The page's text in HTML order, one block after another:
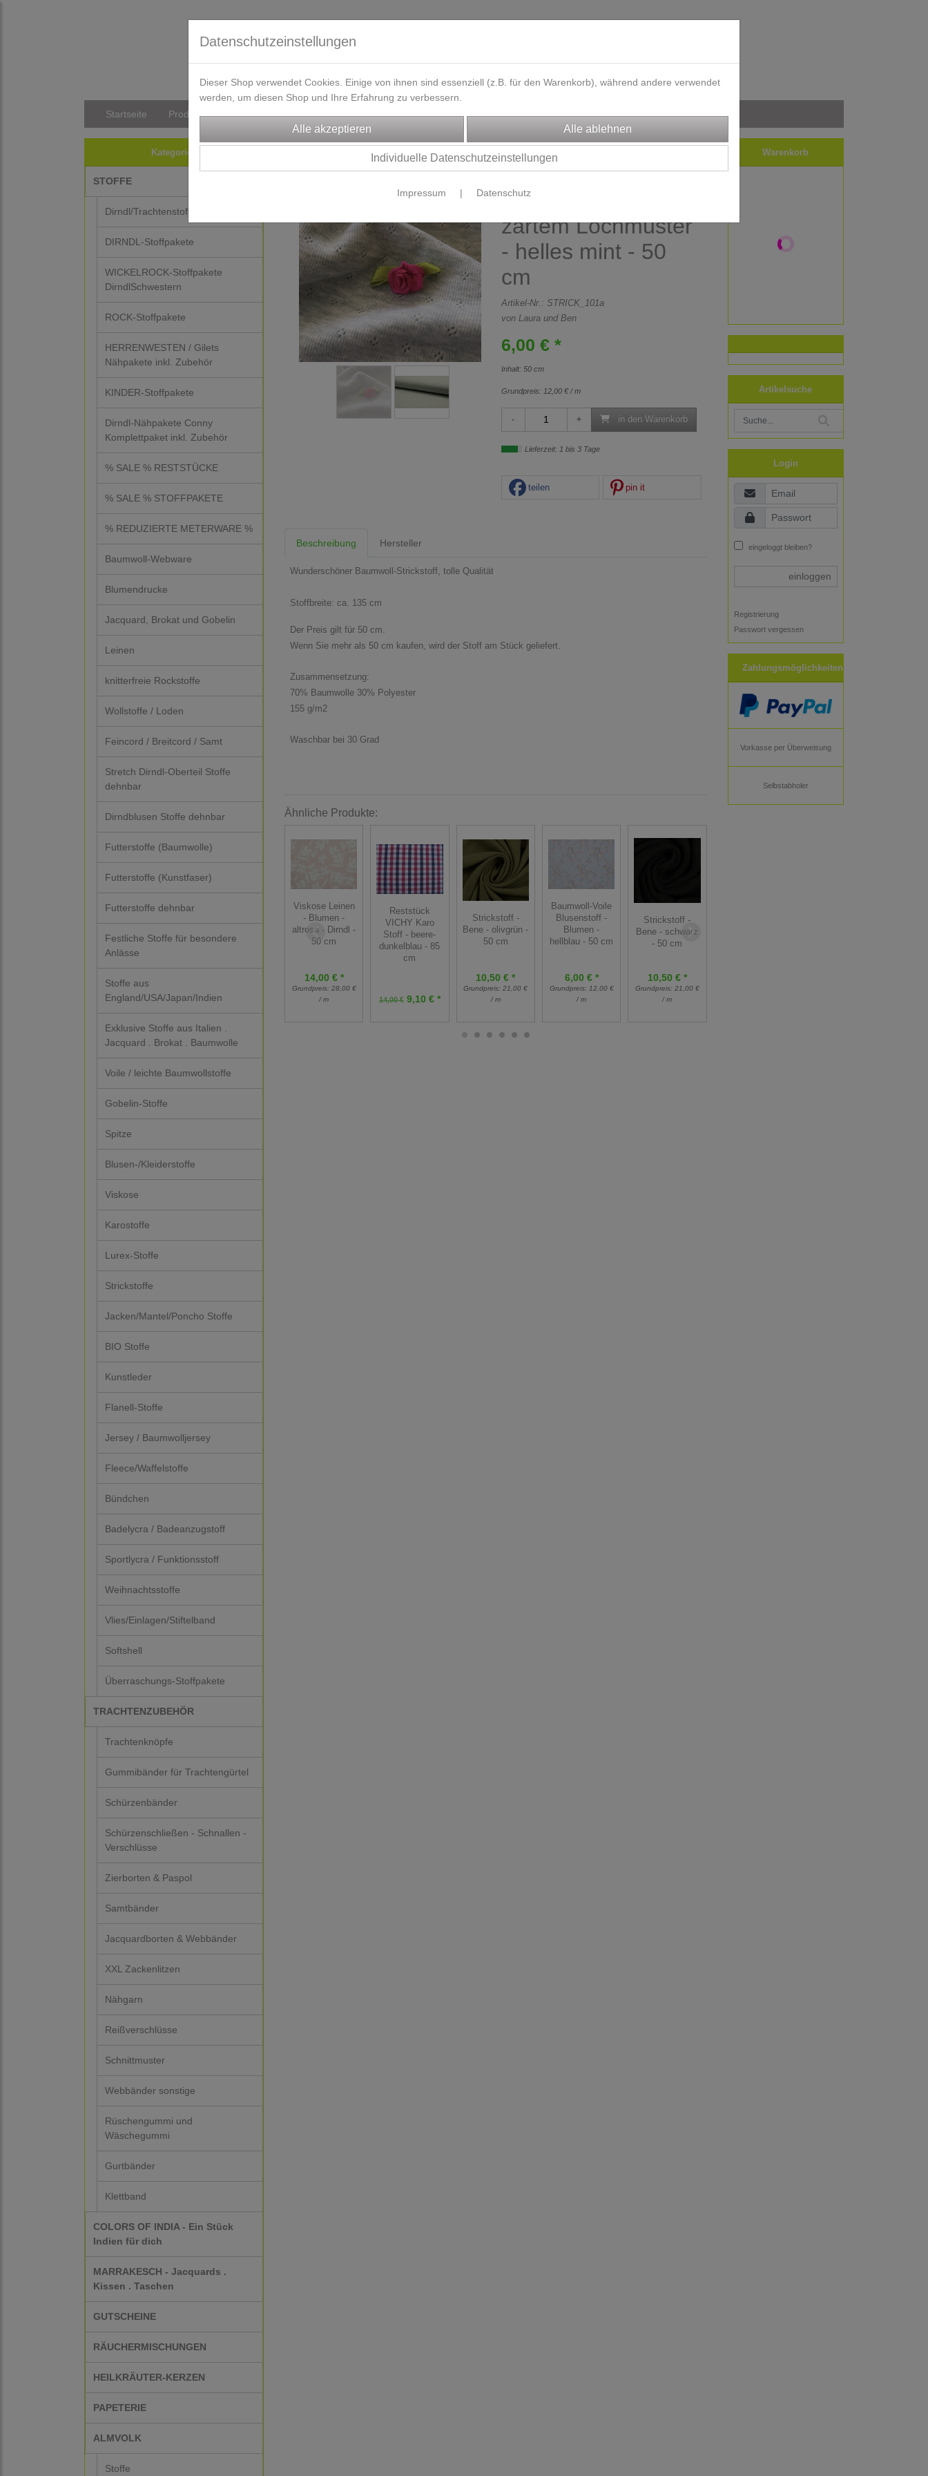
Startseite Produkte Versandkosten/Lieferzeit Kontakt / Öffnungszeiten Gutscheine Designbeispiele Impressum
Kategorien
STOFFE
Dirndl/Trachtenstoffe
DIRNDL-Stoffpakete
WICKELROCK-Stoffpakete
DirndlSchwestern
ROCK-Stoffpakete
HERRENWESTEN / Gilets
Nähpakete inkl. Zubehör
KINDER-Stoffpakete
Dirndl-Nähpakete Conny
Komplettpaket inkl. Zubehör
% SALE % RESTSTÜCKE
% SALE % STOFFPAKETE
% REDUZIERTE METERWARE %
Baumwoll-Webware
Blumendrucke
Jacquard, Brokat und Gobelin
Leinen
knitterfreie Rockstoffe
Wollstoffe / Loden
Feincord / Breitcord / Samt
Stretch Dirndl-Oberteil Stoffe
dehnbar
Dirndblusen Stoffe dehnbar
Futterstoffe (Baumwolle)
Futterstoffe (Kunstfaser)
Futterstoffe dehnbar
Festliche Stoffe für besondere
Anlässe
Stoffe aus
England/USA/Japan/Indien
Exklusive Stoffe aus Italien .
Jacquard . Brokat . Baumwolle
Voile / leichte Baumwollstoffe
Gobelin-Stoffe
Spitze
Blusen-/Kleiderstoffe
Viskose
Karostoffe
Lurex-Stoffe
Strickstoffe
Jacken/Mantel/Poncho Stoffe
BIO Stoffe
Kunstleder
Flanell-Stoffe
Jersey / Baumwolljersey
Fleece/Waffelstoffe
Bündchen
Badelycra / Badeanzugstoff
Sportlycra / Funktionsstoff
Weihnachtsstoffe
Vlies/Einlagen/Stiftelband
Softshell
Überraschungs-Stoffpakete
TRACHTENZUBEHÖR
Trachtenknöpfe
Gummibänder für Trachtengürtel
Schürzenbänder
Schürzenschließen - Schnallen -
Verschlüsse
Zierborten & Paspol
Samtbänder
Jacquardborten & Webbänder
XXL Zackenlitzen
Nähgarn
Reißverschlüsse
Schnittmuster
Webbänder sonstige
Rüschengummi und
Wäschegummi
Gurtbänder
Klettband
COLORS OF INDIA - Ein Stück
Indien für dich
MARRAKESCH - Jacquards .
Kissen . Taschen
GUTSCHEINE
RÄUCHERMISCHUNGEN
HEILKRÄUTER-KERZEN
PAPETERIE
ALMVOLK
Stoffe
STOFFE Blusen-/Kleiderstoffe
Strickstoff mit
zartem Lochmuster
- helles mint - 50
cm
Artikel-Nr.: STRICK_101a
von Laura und Ben
6,00 € *
Inhalt: 50 cm
Grundpreis: 12,00 € / m
in den Warenkorb
Lieferzeit: 1 bis 3 Tage
teilen pin it
Beschreibung Hersteller
Wunderschöner Baumwoll-Strickstoff, tolle Qualität
Stoffbreite: ca. 135 cm
Der Preis gilt für 50 cm.
Wenn Sie mehr als 50 cm kaufen, wird der Stoff am Stück geliefert.
Zusammensetzung:
70% Baumwolle 30% Polyester
155 g/m2
Waschbar bei 30 Grad
Ähnliche Produkte:
Viskose Leinen
- Blumen -
altrosa - Dirndl -
50 cm
14,00 € *
Grundpreis: 28,00 €
/ m
Reststück
VICHY Karo
Stoff - beere-
dunkelblau - 85
cm
14,00 €9,10 € *
Strickstoff -
Bene - olivgrün -
50 cm
10,50 € *
Grundpreis:21,00 €
/ m
Baumwoll-Voile
Blusenstoff -
Blumen -
hellblau - 50 cm
6,00 € *
Grundpreis: 12,00 €
/ m
Strickstoff -
Bene - schwarz
- 50 cm
10,50 € *
Grundpreis: 21,00 €
/ m
Warenkorb
Artikelsuche
Login
eingeloggt bleiben?
einloggen
Registrierung
Passwort vergessen
Zahlungsmöglichkeiten
Vorkasse per Überweisung
Selbstabholer
Datenschutzeinstellungen
Dieser Shop verwendet Cookies. Einige von ihnen sind essenziell (z.B. für den Warenkorb), während andere verwendet
werden, um diesen Shop und Ihre Erfahrung zu verbessern.
Individuelle Datenschutzeinstellungen
Impressum | Datenschutz